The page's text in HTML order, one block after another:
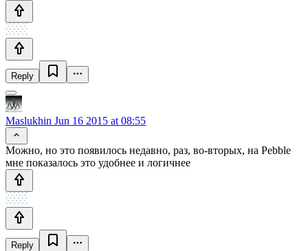
Reply
Maslukhin Jun 16 2015 at 08:55
Можно, но это появилось недавно, раз, во-вторых, на Pebble
мне показалось это удобнее и логичнее
Reply